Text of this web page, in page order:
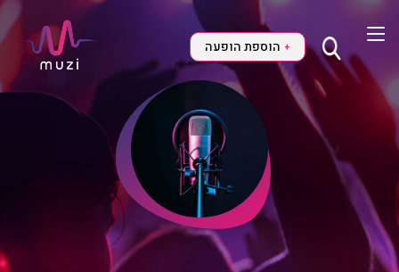
+ הוספת הופעה